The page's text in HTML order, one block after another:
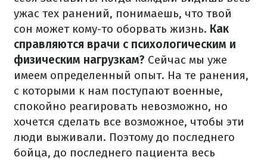
ужас тех ранений, понимаешь, что твой
сон может кому-то оборвать жизнь. Как
справляются врачи с психологическим и
физическим нагрузкам? Сейчас мы уже
имеем определенный опыт. На те ранения,
с которыми к нам поступают военные,
спокойно реагировать невозможно, но
хочется сделать все возможное, чтобы эти
люди выживали. Поэтому до последнего
бойца, до последнего пациента весь